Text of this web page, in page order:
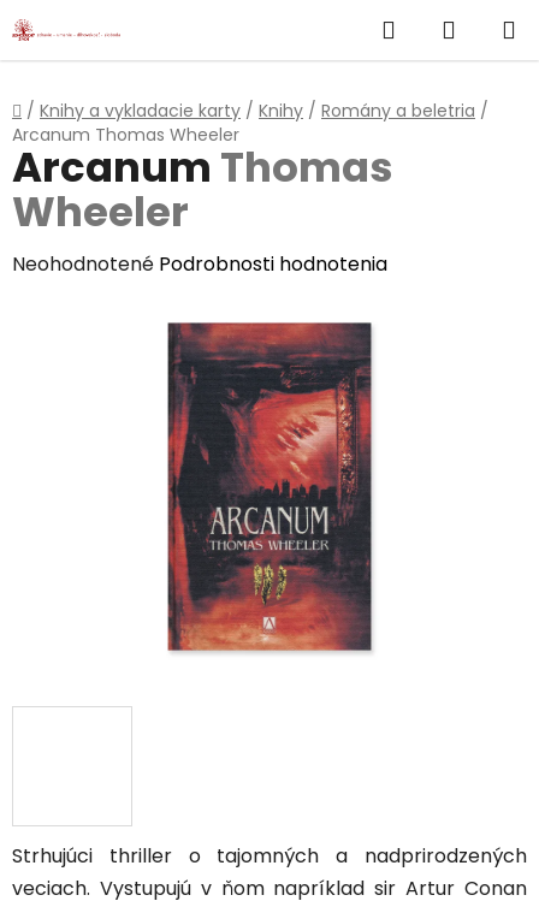
Prejsť
na
Hľadať
KOŠÍK
Domov
/ Knihy a vykladacie karty / Knihy / Romány a beletria /
Arcanum Thomas Wheeler
Strhujúci thriller o tajomných a nadprirodzených
veciach. Vystupujú v ňom napríklad sir Artur Conan
Arcanum Thomas
Wheeler
Priemerné
Neohodnotené Podrobnosti hodnotenia